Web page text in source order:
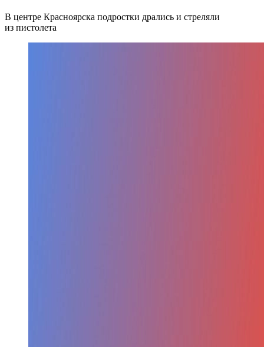
В центре Красноярска подростки дрались и стреляли
из пистолета